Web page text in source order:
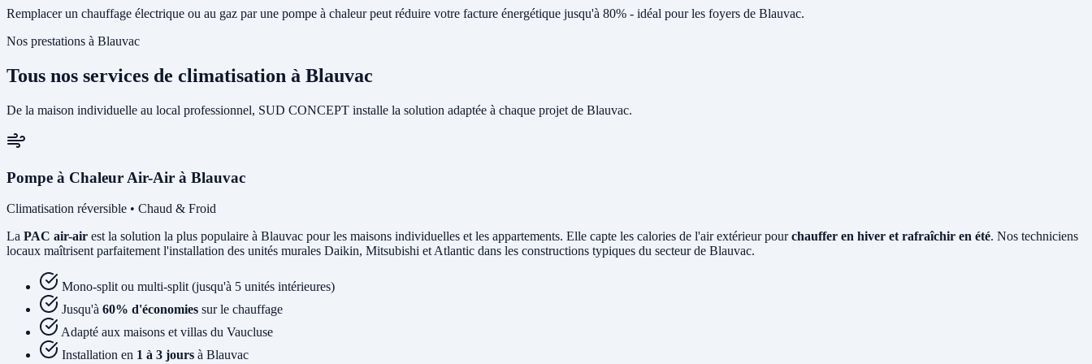
Remplacer un chauffage électrique ou au gaz par une pompe à chaleur peut réduire votre facture énergétique jusqu'à 80% - idéal pour les foyers de Blauvac.
Nos prestations à Blauvac
Tous nos services de climatisation à Blauvac
De la maison individuelle au local professionnel, SUD CONCEPT installe la solution adaptée à chaque projet de Blauvac.
Pompe à Chaleur Air-Air à Blauvac
Climatisation réversible • Chaud & Froid
La PAC air-air est la solution la plus populaire à Blauvac pour les maisons individuelles et les appartements. Elle capte les calories de l'air extérieur pourchauffer en hiver et rafraîchir en été. Nos techniciens
locaux maîtrisent parfaitement l'installation des unités murales Daikin, Mitsubishi et Atlantic dans les constructions typiques du secteur de Blauvac.
Mono-split ou multi-split (jusqu'à 5 unités intérieures)
Jusqu'à 60% d'économies sur le chauffage
Adapté aux maisons et villas du Vaucluse
Installation en 1 à 3 jours à Blauvac